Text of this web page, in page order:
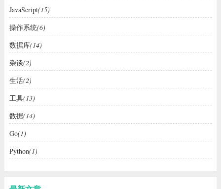
JavaScript(15)
操作系统(6)
数据库(14)
杂谈(2)
生活(2)
工具(13)
数据(14)
Go(1)
Python(1)